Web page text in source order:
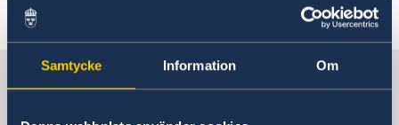
Samtycke Information Om
Senast uppdaterad 12 juni 2018, 14.28
Sverige i Kroatien